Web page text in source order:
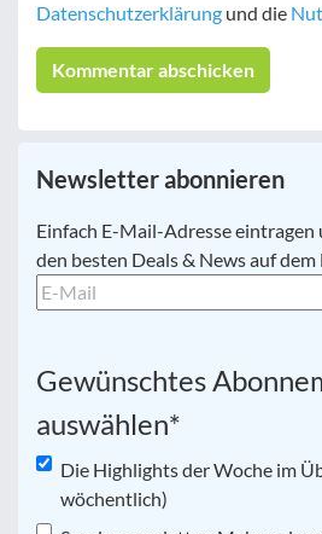
Datenschutzerklärung und die
Newsletter abonnieren
E-
Mail *
Einfach E-Mail-Adresse eintragen
den besten Deals & News auf dem
Gewünschtes
auswählen*
Die Highlights der Woche im
wöchentlich)